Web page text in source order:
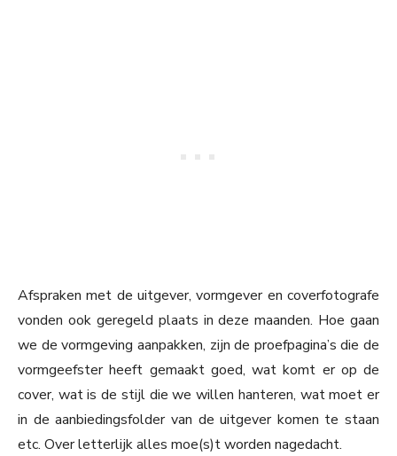
Afspraken met de uitgever, vormgever en coverfotografe
vonden ook geregeld plaats in deze maanden. Hoe gaan
we de vormgeving aanpakken, zijn de proefpagina’s die de
vormgeefster heeft gemaakt goed, wat komt er op de
cover, wat is de stijl die we willen hanteren, wat moet er
in de aanbiedingsfolder van de uitgever komen te staan
etc. Over letterlijk alles moe(s)t worden nagedacht.